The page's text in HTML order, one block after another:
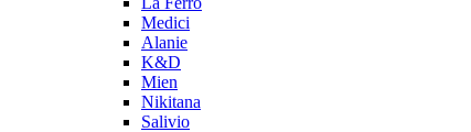
Medici
Alanie
K&D
Mien
Nikitana
Salivio